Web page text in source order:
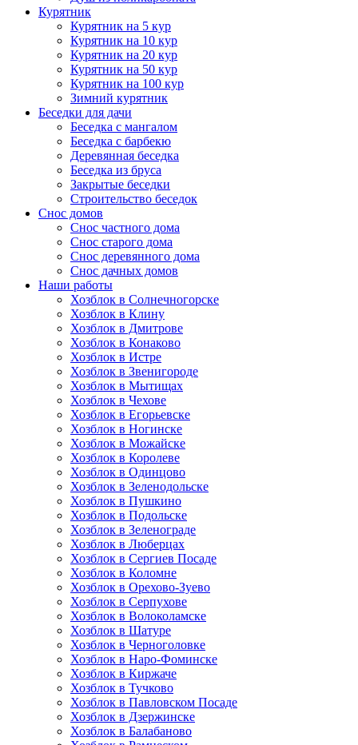
Курятник
Курятник на 5 кур
Курятник на 10 кур
Курятник на 20 кур
Курятник на 50 кур
Курятник на 100 кур
Зимний курятник
Беседки для дачи
Беседка с мангалом
Беседка с барбекю
Деревянная беседка
Беседка из бруса
Закрытые беседки
Строительство беседок
Снос домов
Снос частного дома
Снос старого дома
Снос деревянного дома
Снос дачных домов
Наши работы
Хозблок в Солнечногорске
Хозблок в Клину
Хозблок в Дмитрове
Хозблок в Конаково
Хозблок в Истре
Хозблок в Звенигороде
Хозблок в Мытищах
Хозблок в Чехове
Хозблок в Егорьевске
Хозблок в Ногинске
Хозблок в Можайске
Хозблок в Королеве
Хозблок в Одинцово
Хозблок в Зеленодольске
Хозблок в Пушкино
Хозблок в Подольске
Хозблок в Зеленограде
Хозблок в Люберцах
Хозблок в Сергиев Посаде
Хозблок в Коломне
Хозблок в Орехово-Зуево
Хозблок в Серпухове
Хозблок в Волоколамске
Хозблок в Шатуре
Хозблок в Черноголовке
Хозблок в Наро-Фоминске
Хозблок в Киржаче
Хозблок в Тучково
Хозблок в Павловском Посаде
Хозблок в Дзержинске
Хозблок в Балабаново